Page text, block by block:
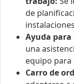
de
Ayuda
una
equipo para
Carro de